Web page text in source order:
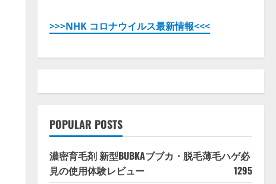
>>>NHK コロナウイルス最新情報<<<
POPULAR POSTS
濃密育毛剤 新型BUBKAブブカ・脱毛薄毛ハゲ必
見の使用体験レビュー
1295